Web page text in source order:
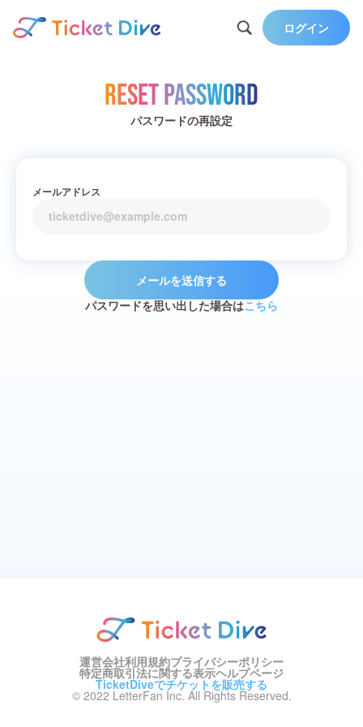
ログイン
Reset Password
パスワードの再設定
メールアドレス
メールを送信する
パスワードを思い出した場合はこちら
運営会社利用規約プライバシーポリシー
特定商取引法に関する表示ヘルプページ
TicketDiveでチケットを販売する
© 2022 LetterFan Inc. All Rights Reserved.